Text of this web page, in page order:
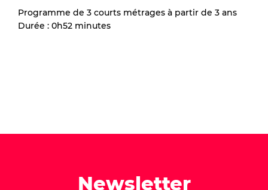
Programme de 3 courts métrages à partir de 3 ans
Durée : 0h52 minutes
Newsletter